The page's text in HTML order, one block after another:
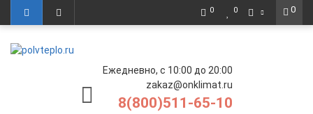
0
0 0
Ежедневно, с 10:00 до 20:00
zakaz@onklimat.ru
8(800)511-65-10